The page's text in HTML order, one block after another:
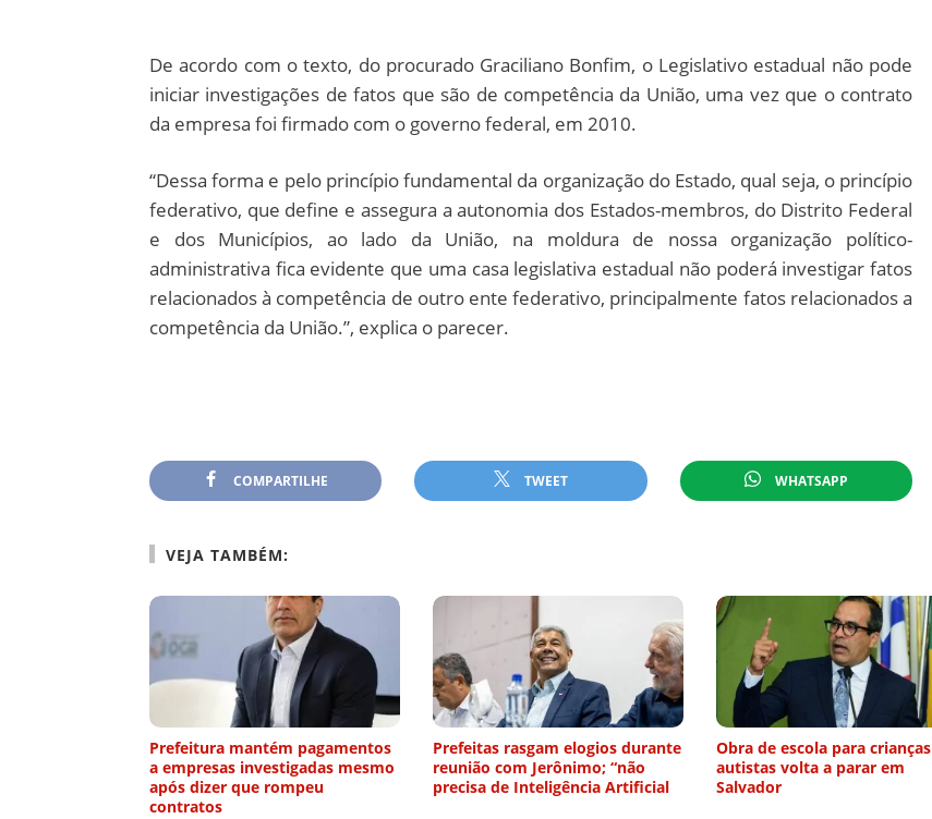
De acordo com o texto, do procurado Graciliano Bonfim, o Legislativo estadual não pode
iniciar investigações de fatos que são de competência da União, uma vez que o contrato
da empresa foi firmado com o governo federal, em 2010.
“Dessa forma e pelo princípio fundamental da organização do Estado, qual seja, o princípio
federativo, que define e assegura a autonomia dos Estados-membros, do Distrito Federal
e dos Municípios, ao lado da União, na moldura de nossa organização político-
administrativa fica evidente que uma casa legislativa estadual não poderá investigar fatos
relacionados à competência de outro ente federativo, principalmente fatos relacionados a
competência da União.”, explica o parecer.
COMPARTILHE TWEET WHATSAPP
VEJA TAMBÉM:
Prefeitura mantém pagamentos
a empresas investigadas mesmo
após dizer que rompeu
contratos
Prefeitas rasgam elogios durante
reunião com Jerônimo; “não
precisa de Inteligência Artificial
Obra de escola para crianças
autistas volta a parar em
Salvador